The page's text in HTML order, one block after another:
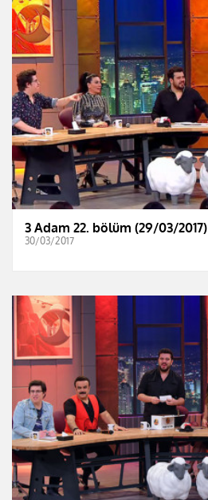
3 Adam 22. bölüm (29/03/2017)
30/03/2017